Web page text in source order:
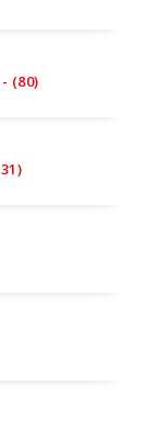
- (80)